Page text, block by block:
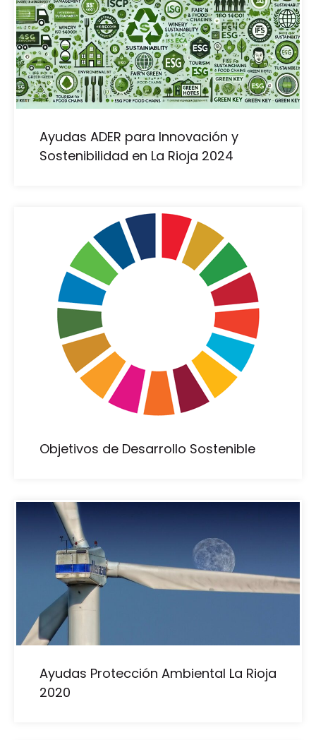
Ayudas ADER para Innovación y
Sostenibilidad en La Rioja 2024
Objetivos de Desarrollo Sostenible
Ayudas Protección Ambiental La Rioja
2020